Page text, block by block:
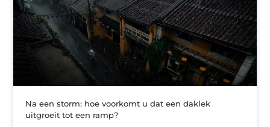
Na een storm: hoe voorkomt u dat een daklek
uitgroeit tot een ramp?